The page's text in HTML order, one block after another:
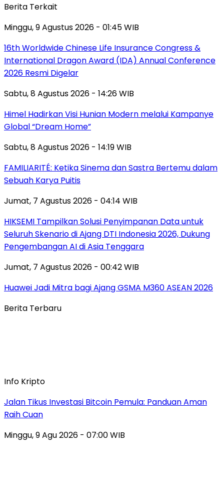
Berita Terkait
Minggu, 9 Agustus 2026 - 01:45 WIB
16th Worldwide Chinese Life Insurance Congress &
International Dragon Award (IDA) Annual Conference
2026 Resmi Digelar
Sabtu, 8 Agustus 2026 - 14:26 WIB
Himel Hadirkan Visi Hunian Modern melalui Kampanye
Global “Dream Home”
Sabtu, 8 Agustus 2026 - 14:19 WIB
FAMILIARITÉ: Ketika Sinema dan Sastra Bertemu dalam
Sebuah Karya Puitis
Jumat, 7 Agustus 2026 - 04:14 WIB
HIKSEMI Tampilkan Solusi Penyimpanan Data untuk
Seluruh Skenario di Ajang DTI Indonesia 2026, Dukung
Pengembangan AI di Asia Tenggara
Jumat, 7 Agustus 2026 - 00:42 WIB
Huawei Jadi Mitra bagi Ajang GSMA M360 ASEAN 2026
Berita Terbaru
Info Kripto
Jalan Tikus Investasi Bitcoin Pemula: Panduan Aman
Raih Cuan
Minggu, 9 Agu 2026 - 07:00 WIB